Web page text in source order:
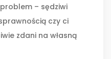
– sędziwi
czy ci
zdani na własną